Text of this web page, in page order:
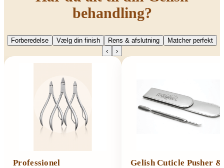
behandling?
Forberedelse Vælg din finish Rens & afslutning
Matcher perfekt
‹
›
Professionel
Gelish Cuticle Pusher &